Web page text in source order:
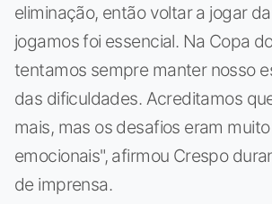
eliminação, então voltar a jogar
jogamos foi essencial. Na Copa
tentamos sempre manter nosso
das dificuldades. Acreditamos
mais, mas os desafios eram
emocionais", afirmou Crespo
de imprensa.